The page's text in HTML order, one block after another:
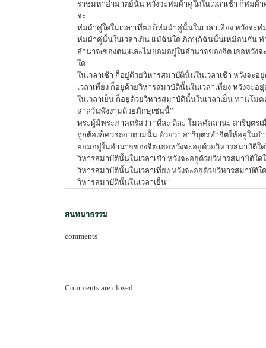
ราชมหาอำมาตย์นั้น หวังจะห่มผ้าคู่ใดในเวลาเช้า ก็ห่มผ้า
จะ
ห่มผ้าคู่ใดในเวลาเที่ยง ก็ห่มผ้าคู่นั้นในเวลาเที่ยง หวังจะห่
ห่มผ้าคู่นั้นในเวลาเย็น แม้ฉันใด ภิกษุก็ฉันนั้นเหมือนกัน ท
อำนาจ(ของตน)และไม่ยอมอยู่ในอำนาจของจิต เธอหวัง
ใด
ในเวลาเช้า ก็อยู่ด้วยวิหารสมาบัตินั้นในเวลาเช้า หวังจะอ
เวลาเที่ยง ก็อยู่ด้วยวิหารสมาบัตินั้นในเวลาเที่ยง หวังจะอ
ในเวลาเย็น ก็อยู่ด้วยวิหารสมาบัตินั้นในเวลาเย็น ท่านโม
สาลวันพึงงามด้วยภิกษุเช่นนี้”
พระผู้มีพระภาคตรัสว่า “ดีละ ดีละ โมคคัลลานะ สารีบุตรเ
ถูกต้องก็ควรตอบตามนั้น ด้วยว่า สารีบุตรทำจิตให้อยู่ในอ
ยอมอยู่ในอำนาจของจิต เธอหวังจะอยู่ด้วยวิหารสมาบัติใด
วิหารสมาบัตินั้นในเวลาเช้า หวังจะอยู่ด้วยวิหารสมาบัติใด
วิหารสมาบัตินั้นในเวลาเที่ยง หวังจะอยู่ด้วยวิหารสมาบัติใ
วิหารสมาบัตินั้นในเวลาเย็น”
สนทนาธรรม
comments
Comments are closed.